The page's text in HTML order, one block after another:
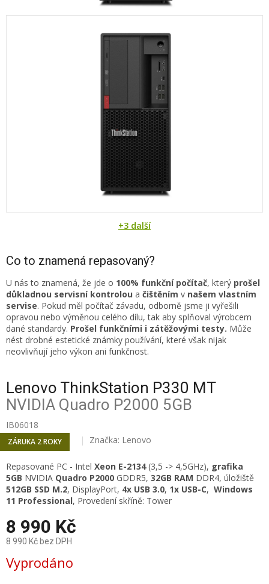
+3 další
Co to znamená repasovaný?
U nás to znamená, že jde o 100% funkční počítač, který prošel
důkladnou servisní kontrolou a čištěním v našem vlastním
servise. Pokud měl počítač závadu, odborně jsme ji vyřešili
opravou nebo výměnou celého dílu, tak aby splňoval výrobcem
dané standardy. Prošel funkčními i zátěžovými testy. Může
nést drobné estetické známky používání, které však nijak
neovlivňují jeho výkon ani funkčnost.
Lenovo ThinkStation P330 MT
NVIDIA Quadro P2000 5GB
IB06018
ZÁRUKA 2 ROKY Značka: Lenovo
Repasované PC - Intel Xeon E-2134(3,5 -> 4,5GHz), grafika
5GB NVIDIA Quadro P2000 GDDR5, 32GB RAM DDR4, úložiště
512GB SSD M.2, DisplayPort, 4x USB 3.0, 1x USB-C, Windows
11 Professional, Provedení skříně: Tower
8 990 Kč
8 990 Kč bez DPH
Měrná
cena:
Vyprodáno